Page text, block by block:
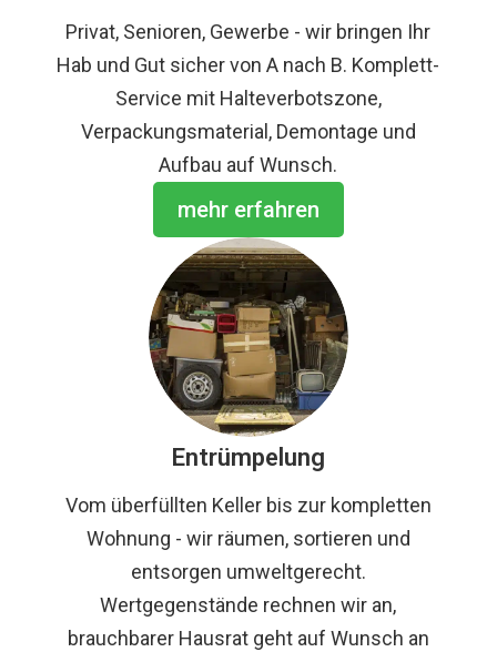
Privat, Senioren, Gewerbe - wir bringen Ihr
Hab und Gut sicher von A nach B. Komplett-
Service mit Halteverbotszone,
Verpackungsmaterial, Demontage und
Aufbau auf Wunsch.
mehr erfahren
Entrümpelung
Vom überfüllten Keller bis zur kompletten
Wohnung - wir räumen, sortieren und
entsorgen umweltgerecht.
Wertgegenstände rechnen wir an,
brauchbarer Hausrat geht auf Wunsch an